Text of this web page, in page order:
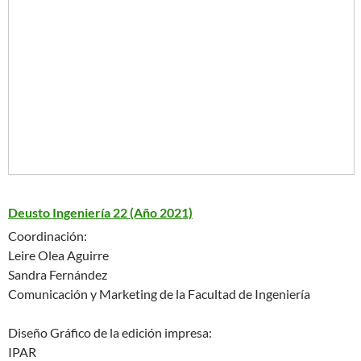
Deusto Ingeniería 22 (Año 2021)
Coordinación:
Leire Olea Aguirre
Sandra Fernández
Comunicación y Marketing de la Facultad de Ingeniería
Diseño Gráfico de la edición impresa:
IPAR